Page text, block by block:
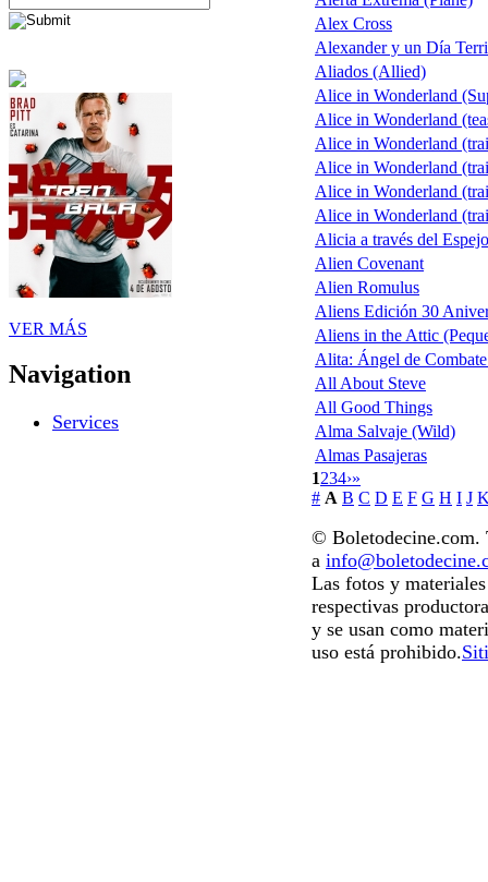
VER MÁS
Navigation
Services
Alex Cross
Alexander y un Día
Aliados (Allied)
Alice in Wonderland
Alice in Wonderland
Alice in Wonderland
Alice in Wonderland
Alice in Wonderland
Alice in Wonderland
Alicia a través del
Alien Covenant
Alien Romulus
Aliens Edición 30
Aliens in the Attic
Alita: Ángel de
All About Steve
All Good Things
Alma Salvaje (Wild)
Almas Pasajeras
1234›»
# A B C D E F G H I J
© Boletodecine.com.
a
Las fotos y
respectivas
y se usan como
uso está prohibido.